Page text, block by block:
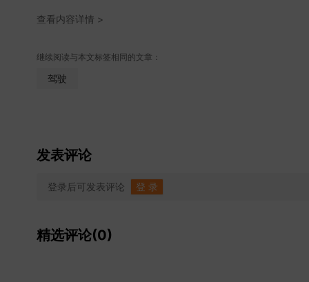
查看内容详情 >
继续阅读与本文标签相同的文章：
驾驶
发表评论
登录后可发表评论 登 录
精选评论(0)